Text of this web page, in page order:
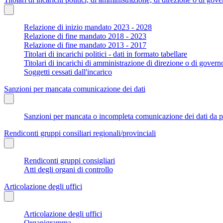
Relazione di inizio mandato 2023 - 2028
Relazione di fine mandato 2018 - 2023
Relazione di fine mandato 2013 - 2017
Titolari di incarichi politici - dati in formato tabellare
Titolari di incarichi di amministrazione di direzione o di
Soggetti cessati dall'incarico
Sanzioni per mancata comunicazione dei dati
Sanzioni per mancata o incompleta comunicazione dei dati
Rendiconti gruppi consiliari regionali/provinciali
Rendiconti gruppi consigliari
Atti degli organi di controllo
Articolazione degli uffici
Articolazione degli uffici